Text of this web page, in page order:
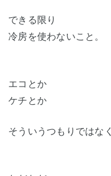
できる限り
冷房を使わないこと。
エコとか
ケチとか
そういうつもりではなく